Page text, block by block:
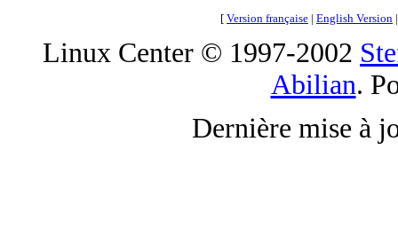
[ Version française | English Version
Linux Center © 1997-2002
Abilian.
Dernière mise à